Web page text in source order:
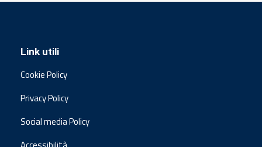
Link utili
Cookie Policy
Privacy Policy
Social media Policy